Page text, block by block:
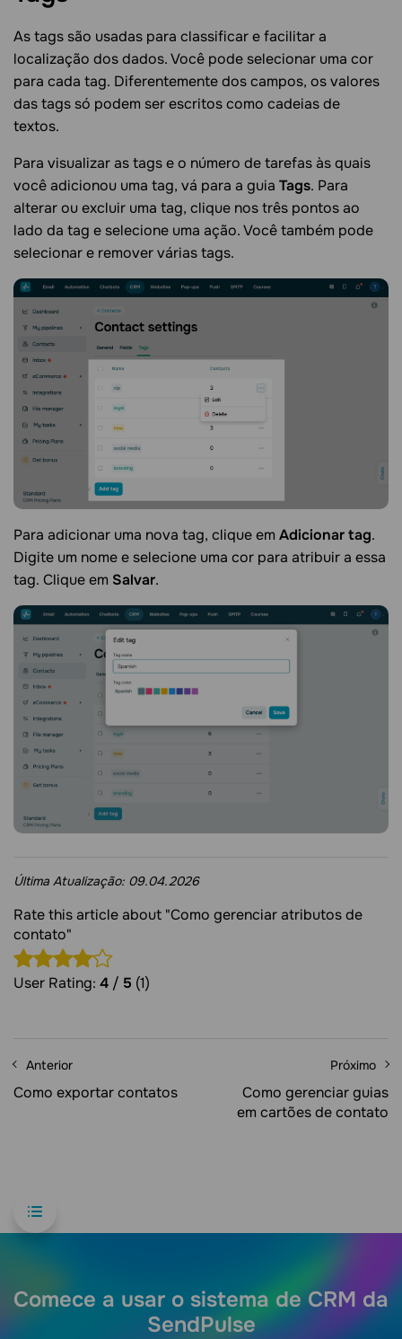
As tags são usadas para classificar e facilitar a
localização dos dados. Você pode selecionar uma cor
para cada tag. Diferentemente dos campos, os valores
das tags só podem ser escritos como cadeias de
textos.
Para visualizar as tags e o número de tarefas às quais
você adicionou uma tag, vá para a guia Tags. Para
alterar ou excluir uma tag, clique nos três pontos ao
lado da tag e selecione uma ação. Você também pode
selecionar e remover várias tags.
Para adicionar uma nova tag, clique em Adicionar tag.
Digite um nome e selecione uma cor para atribuir a essa
tag. Clique em Salvar.
Última Atualização: 09.04.2026
Rate this article about "Como gerenciar atributos de
contato"
User Rating: 4 / 5 (1)
Anterior
Como exportar contatos
Próximo
Como gerenciar guias
em cartões de contato
Comece a usar o sistema de CRM da
SendPulse